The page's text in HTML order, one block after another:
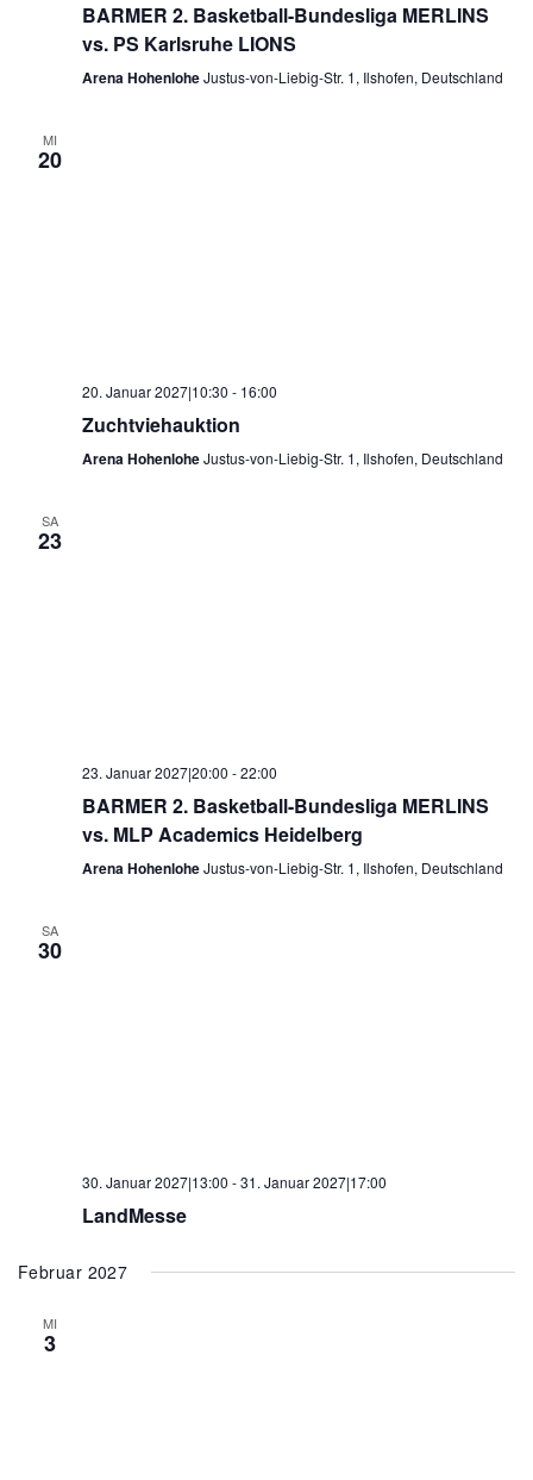
BARMER 2. Basketball-Bundesliga MERLINS
vs. PS Karlsruhe LIONS
Arena HohenloheJustus-von-Liebig-Str. 1, Ilshofen, Deutschland
MI
20
20. Januar 2027|10:30 - 16:00
Zuchtviehauktion
Arena HohenloheJustus-von-Liebig-Str. 1, Ilshofen, Deutschland
SA
23
23. Januar 2027|20:00 -22:00
BARMER 2. Basketball-Bundesliga MERLINS
vs. MLP Academics Heidelberg
Arena HohenloheJustus-von-Liebig-Str. 1, Ilshofen, Deutschland
SA
30
30. Januar 2027|13:00 -31. Januar 2027|17:00
LandMesse
Februar 2027
MI
3